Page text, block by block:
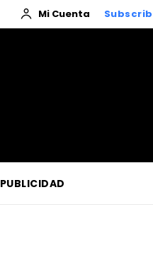
Mi Cuenta
PUBLICIDAD